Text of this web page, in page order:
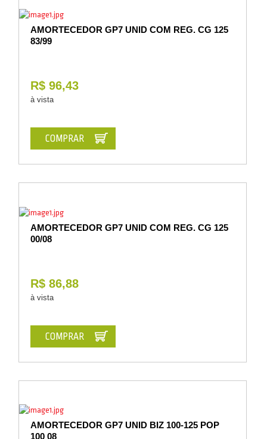
AMORTECEDOR GP7 UNID COM REG. CG 125
83/99
R$ 96,43
à vista
COMPRAR
AMORTECEDOR GP7 UNID COM REG. CG 125
00/08
R$ 86,88
à vista
COMPRAR
AMORTECEDOR GP7 UNID BIZ 100-125 POP
100 08